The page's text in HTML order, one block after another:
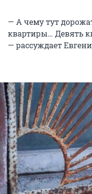
— А чему тут
квартиры… Девять
— рассуждает